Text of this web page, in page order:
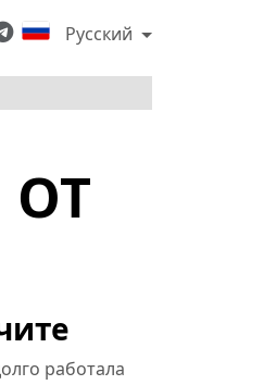
Русский
ОТ
работала